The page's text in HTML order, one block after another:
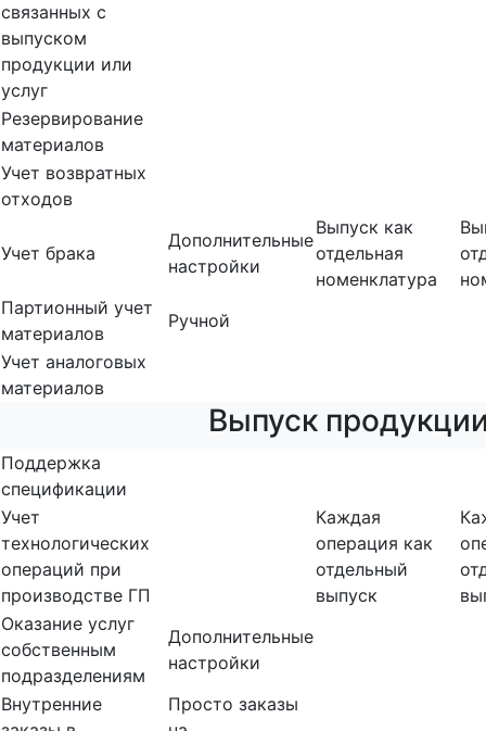
связанных с
выпуском
продукции или
услуг
Резервирование
материалов
Учет возвратных
отходов
Учет брака
Дополнительные
настройки
Выпуск как
отдельная
номенклатура
Партионный учет
материалов
Ручной
Учет аналоговых
материалов
Выпуск
Поддержка
спецификации
Учет
технологических
операций при
производстве ГП
Каждая
операция как
отдельный
выпуск
Оказание услуг
собственным
подразделениям
Дополнительные
настройки
Внутренние
Просто заказы